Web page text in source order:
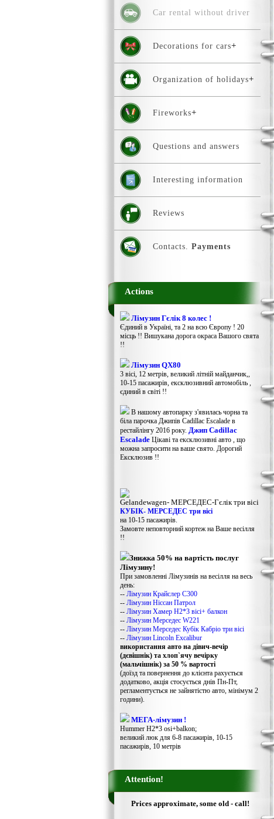
Car rental without driver
Decorations for cars
Organization of holidays
Fireworks
Questions and answers
Interesting information
Reviews
Contacts. Payments
Actions
Лімузин Гєлік 8 колес !
Єдиний в Україні, та 2 на всю Європу ! 20
місць !! Вишукана дорога окраса Вашого свята
!!
Лімузин QX80
3 вісі, 12 метрів, великий літній майданчик,,
10-15 пасажирів, ексклюзивний автомобіль ,
єдиний в світі !!
В нашому автопарку з'явилась чорна та
біла парочка Джипів Cadillac Escalade в
рестайлінгу 2016 року. Джип Cadillac
Escalade Цікаві та ексклюзивні авто , що
можна запросити на ваше свято. Дорогий
Ексклюзив !!
Gelandewagen​- МЕРСЕДЕС-Гєлік три вісі
КУБІК- МЕРСЕДЕС три вісі
на 10-15 пасажирів.
Замовте неповторний кортеж на Ваше весілля
!!
Знижка 50% на вартість послуг
Лімузину!
При замовленні Лімузинів на весілля на весь
день:
-- Лімузин Крайслер С300
-- Лімузин Ніссан Патрол
-- Лімузин Хамер Н2*3 вісі+ балкон
-- Лімузин Мерседес W221
-- Лімузин Мерседес Кубік Кабріо три вісі
-- Лімузин Lincoln Excalibur
використання авто на дівич-вечір
(дєвішнік) та хлоп`ячу вечірку
(мальчішнік) за 50 % вартості
(доїзд та повернення до клієнта рахується
додатково, акція стосується днів Пн-Пт,
регламентується не зайнятістю авто, мінімум 2
години).
МЕГА-лімузин !
Hummer H2*3 osi+balkon;
великий люк для 6-8 пасажирів, 10-15
пасажирів, 10 метрів
Attention!
Prices approximate, some old - call!